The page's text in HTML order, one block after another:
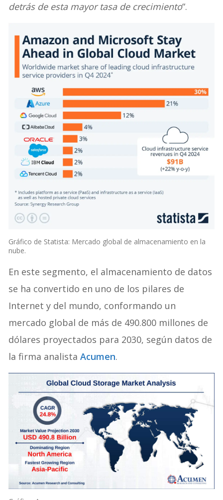
detrás de esta mayor tasa de crecimiento“.
Gráfico de Statista: Mercado global de almacenamiento en la
nube.
En este segmento, el almacenamiento de datos
se ha convertido en uno de los pilares de
Internet y del mundo, conformando un
mercado global de más de 490.800 millones de
dólares proyectados para 2030, según datos de
la firma analistaAcumen.